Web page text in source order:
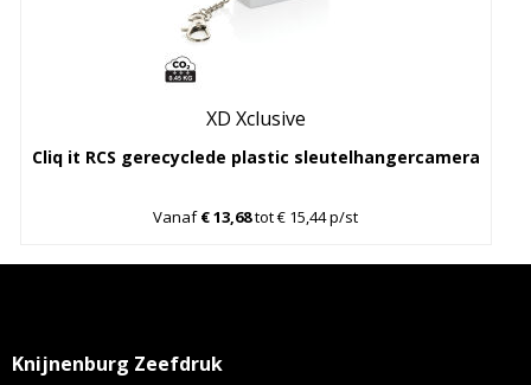
XD Xclusive
Cliq it RCS gerecyclede plastic sleutelhangercamera
Vanaf€ 13,68tot € 15,44 p/st
Knijnenburg Zeefdruk